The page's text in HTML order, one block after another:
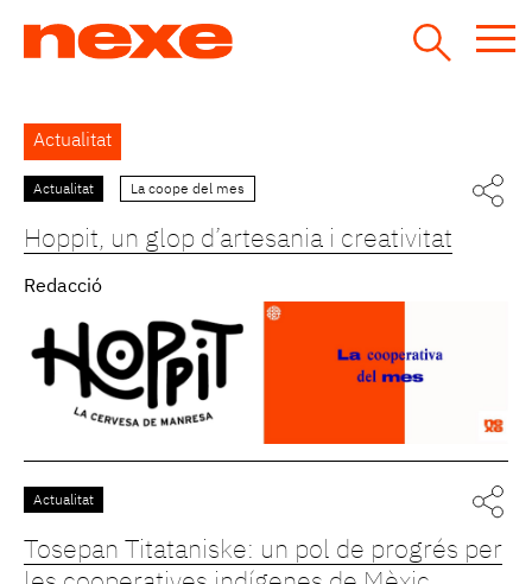
Back
to
top
Actualitat
Actualitat La coope del mes
Hoppit, un glop d’artesania i creativitat
Redacció
Actualitat
Tosepan Titataniske: un pol de progrés per
Pàgines